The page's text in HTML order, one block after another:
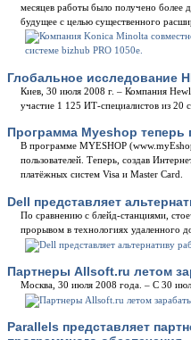
месяцев работы было получено более
будущее с целью существенного
Глобальное исследование
Киев, 30 июля 2008 г. – Компания
участие 1 125 ИТ-специалистов из 20
Программа Myeshop теперь
В программе MYESHOP
пользователей. Теперь, создав
платёжных систем Visa и Master Card.
Dell представляет
По сравнению с блейд-станциями,
прорывом в технологиях удаленного
Партнеры Allsoft.ru летом
Москва, 30 июля 2008 года. – С 30
Parallels представляет